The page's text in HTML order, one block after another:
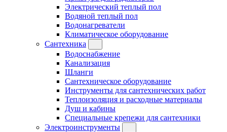
Электрический теплый пол
Водяной теплый пол
Водонагреватели
Климатическое оборудование
Сантехника
Водоснабжение
Канализация
Шланги
Сантехническое оборудование
Инструменты для сантехнических работ
Теплоизоляция и расходные материалы
Душ и кабины
Специальные крепежи для сантехники
Электроинструменты